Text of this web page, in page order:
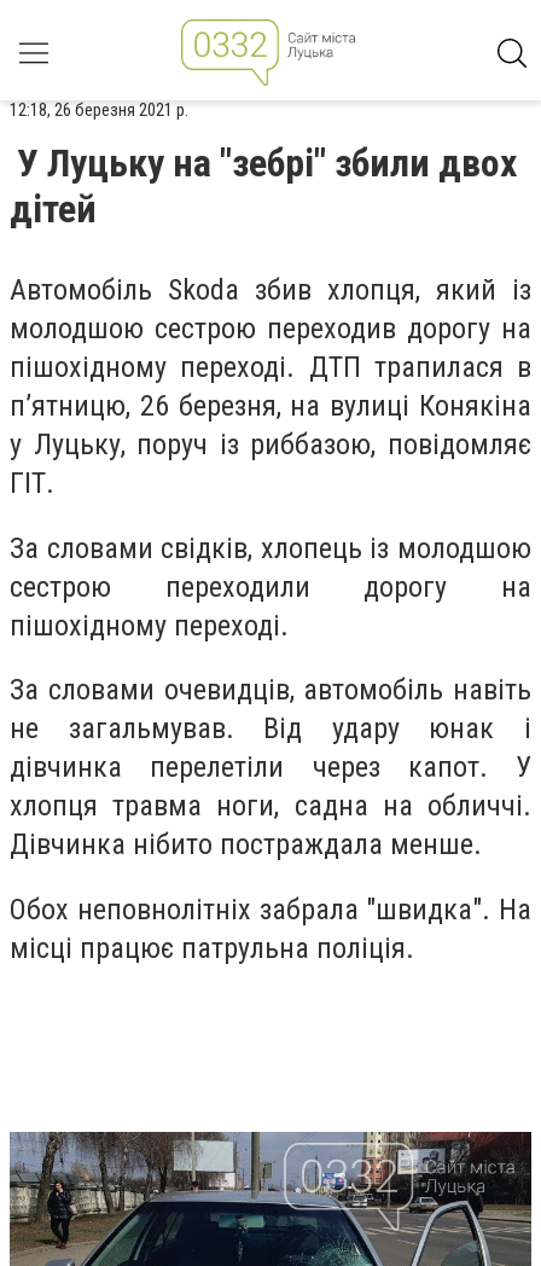
12:18, 26 березня 2021 р.
У Луцьку на "зебрі" збили двох
дітей
Автомобіль Skoda збив хлопця, який із
молодшою сестрою переходив дорогу на
пішохідному переході. ДТП трапилася в
п’ятницю, 26 березня, на вулиці Конякіна
у Луцьку, поруч із риббазою, повідомляє
ГІТ.
За словами свідків, хлопець із молодшою
сестрою переходили дорогу на
пішохідному переході.
За словами очевидців, автомобіль навіть
не загальмував. Від удару юнак і
дівчинка перелетіли через капот. У
хлопця травма ноги, садна на обличчі.
Дівчинка нібито постраждала менше.
Обох неповнолітніх забрала "швидка". На
місці працює патрульна поліція.